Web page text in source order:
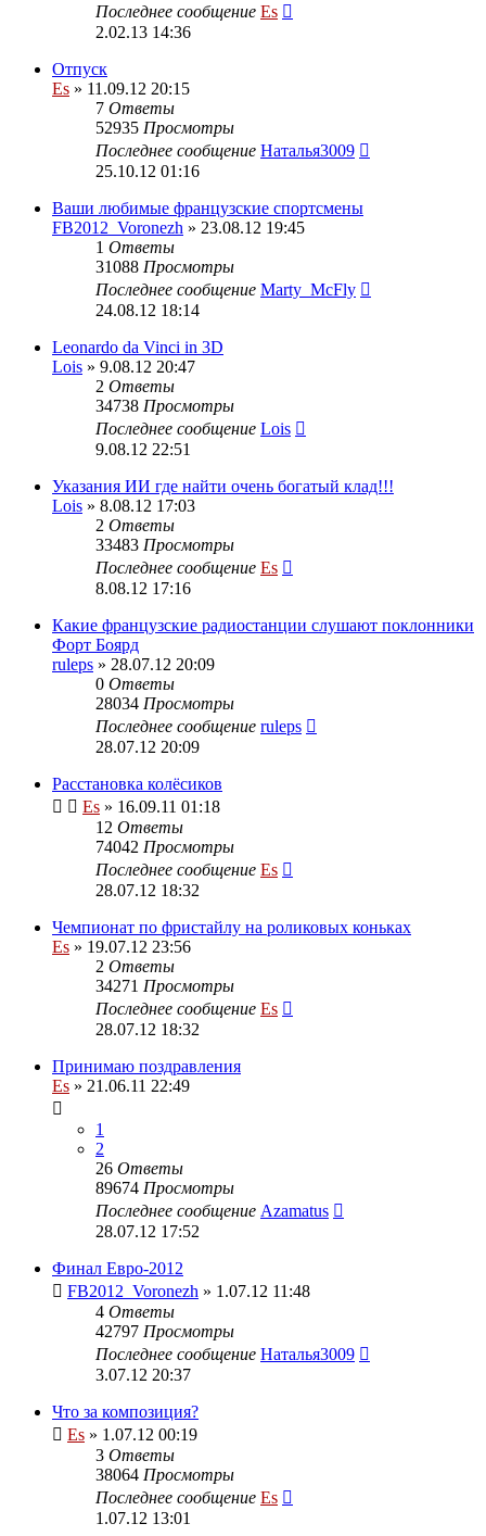
Последнее сообщение Es
2.02.13 14:36
Отпуск
Es » 11.09.12 20:15
7 Ответы
52935 Просмотры
Последнее сообщение Наталья3009
25.10.12 01:16
Ваши любимые французские спортсмены
FB2012_Voronezh » 23.08.12 19:45
1 Ответы
31088 Просмотры
Последнее сообщение Marty_McFly
24.08.12 18:14
Leonardo da Vinci in 3D
Lois » 9.08.12 20:47
2 Ответы
34738 Просмотры
Последнее сообщение Lois
9.08.12 22:51
Указания ИИ где найти очень богатый клад!!!
Lois » 8.08.12 17:03
2 Ответы
33483 Просмотры
Последнее сообщение Es
8.08.12 17:16
Какие французские радиостанции слушают поклонники
Форт Боярд
ruleps » 28.07.12 20:09
0 Ответы
28034 Просмотры
Последнее сообщение ruleps
28.07.12 20:09
Расстановка колёсиков
Es » 16.09.11 01:18
12 Ответы
74042 Просмотры
Последнее сообщение Es
28.07.12 18:32
Чемпионат по фристайлу на роликовых коньках
Es » 19.07.12 23:56
2 Ответы
34271 Просмотры
Последнее сообщение Es
28.07.12 18:32
Принимаю поздравления
Es » 21.06.11 22:49
1
2
26 Ответы
89674 Просмотры
Последнее сообщение Azamatus
28.07.12 17:52
Финал Евро-2012
FB2012_Voronezh » 1.07.12 11:48
4 Ответы
42797 Просмотры
Последнее сообщение Наталья3009
3.07.12 20:37
Что за композиция?
Es » 1.07.12 00:19
3 Ответы
38064 Просмотры
Последнее сообщение Es
1.07.12 13:01